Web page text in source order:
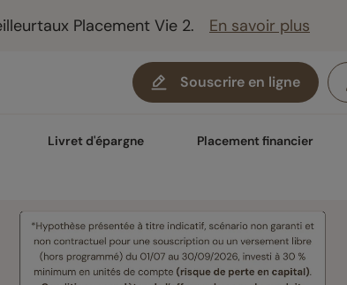
Placement Vie 2. En savoir plus
Souscrire en ligne
Livret d'épargne Placement financier